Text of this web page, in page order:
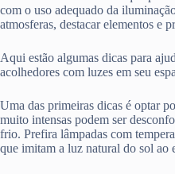
com o uso adequado da
atmosferas, destacar elementos e
Aqui estão algumas dicas para
acolhedores com luzes em seu
Uma das primeiras dicas é optar
muito intensas podem ser
frio. Prefira lâmpadas com
que imitam a luz natural do sol ao